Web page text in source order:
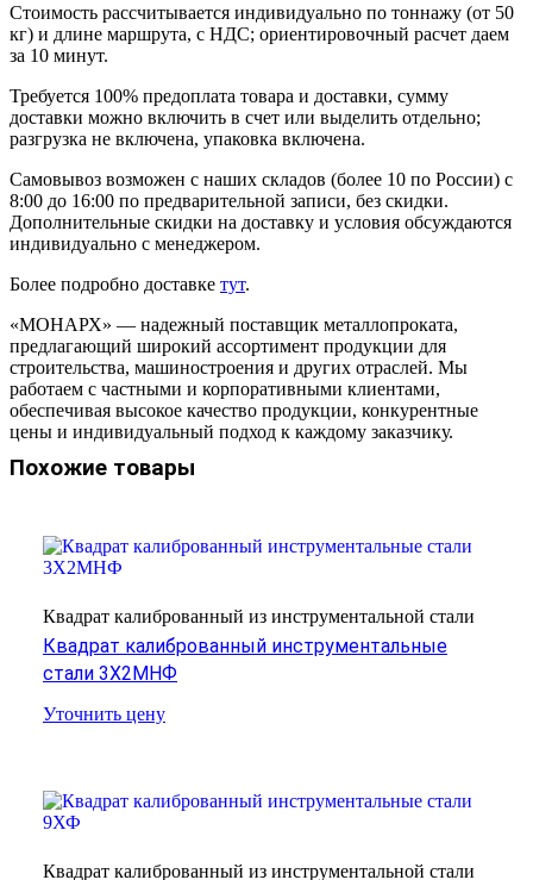
Стоимость рассчитывается индивидуально по тоннажу (от 50
кг) и длине маршрута, с НДС; ориентировочный расчет даем
за 10 минут.
Требуется 100% предоплата товара и доставки, сумму
доставки можно включить в счет или выделить отдельно;
разгрузка не включена, упаковка включена.
Самовывоз возможен с наших складов (более 10 по России) с
8:00 до 16:00 по предварительной записи, без скидки.
Дополнительные скидки на доставку и условия обсуждаются
индивидуально с менеджером.
Более подробно доставке тут.
«МОНАРХ» — надежный поставщик металлопроката,
предлагающий широкий ассортимент продукции для
строительства, машиностроения и других отраслей. Мы
работаем с частными и корпоративными клиентами,
обеспечивая высокое качество продукции, конкурентные
цены и индивидуальный подход к каждому заказчику.
Похожие товары
Квадрат калиброванный из инструментальной стали
Квадрат калиброванный инструментальные
стали 3Х2МНФ
Уточнить цену
Квадрат калиброванный из инструментальной стали